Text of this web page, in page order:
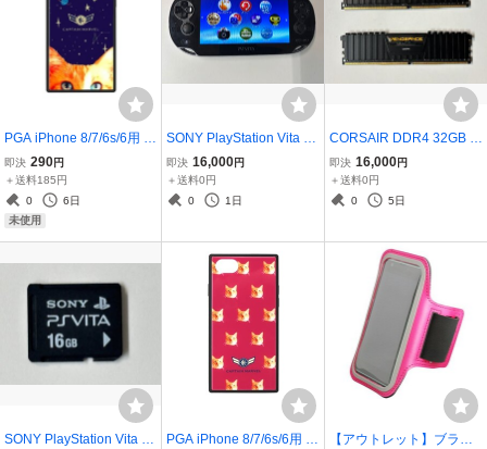
PGA iPhone 8/7/6s/6用 ガ
ラスハイブリッドケース
キャプテン・マーベル/ネ
イビー PG-DCS727NV
即決 290円
＋送料185円
0
6日
未使用
SONY PlayStation Vita Wi
-Fiモデル クリスタル・ブ
ラック PCH-1000 ZA01
即決 16,000円
＋送料0円
0
1日
CORSAIR DDR4 32GB (2
x16GB) 2666MHz CMK32
GX4M2A2666C16
即決 16,000円
＋送料0円
0
5日
SONY PlayStation Vita 専
PGA iPhone 8/7/6s/6用 ガ
【アウトレット】ブライ